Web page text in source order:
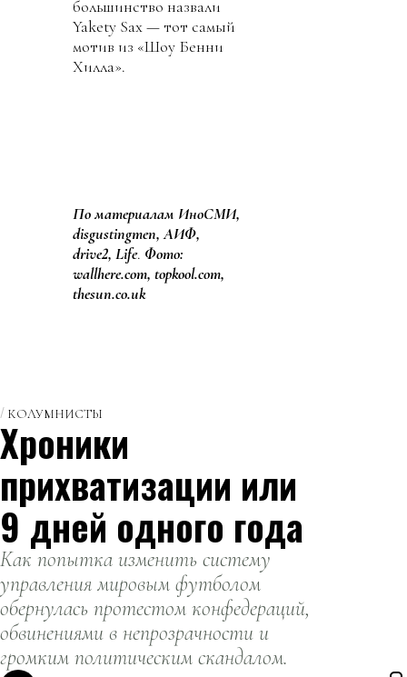
большинство назвали
Yakety Sax — тот самый
мотив из «Шоу Бенни
Хилла».
По материалам ИноСМИ,
disgustingmen, АИФ,
drive2, Life. Фото:
wallhere.com, topkool.com,
thesun.co.uk
КОЛУМНИСТЫ
Хроники
прихватизации или
9 дней одного года
Как попытка изменить систему
управления мировым футболом
обернулась протестом конфедераций,
обвинениями в непрозрачности и
громким политическим скандалом.